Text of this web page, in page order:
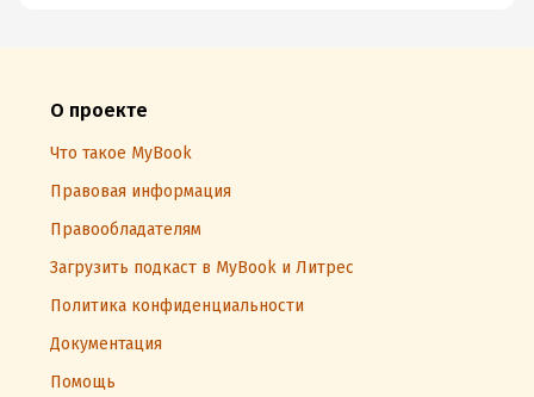
О проекте
Что такое MyBook
Правовая информация
Правообладателям
Загрузить подкаст в MyBook и Литрес
Политика конфиденциальности
Документация
Помощь